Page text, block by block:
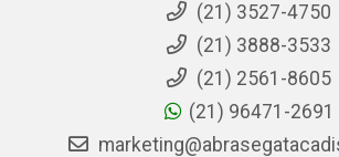
(21) 3527-4750
(21) 3888-3533
(21) 2561-8605
(21) 96471-2691